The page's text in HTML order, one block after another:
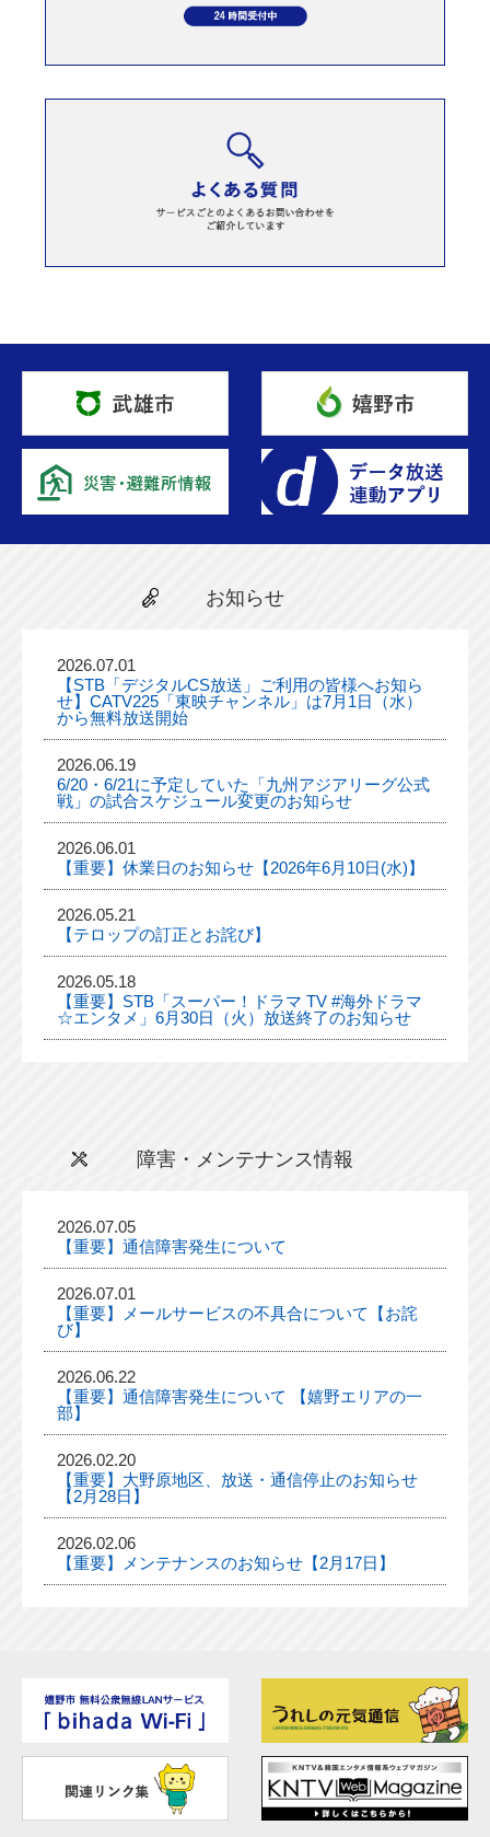
お知らせ
2026.07.01
【STB「デジタルCS放送」ご利用の皆様へお知ら
せ】CATV225「東映チャンネル」は7月1日（水）
から無料放送開始
2026.06.19
6/20・6/21に予定していた「九州アジアリーグ公式
戦」の試合スケジュール変更のお知らせ
2026.06.01
【重要】休業日のお知らせ【2026年6月10日(水)】
2026.05.21
【テロップの訂正とお詫び】
2026.05.18
【重要】STB「スーパー！ドラマ TV #海外ドラマ
☆エンタメ」6月30日（火）放送終了のお知らせ
障害・メンテナンス情報
2026.07.05
【重要】通信障害発生について
2026.07.01
【重要】メールサービスの不具合について【お詫
び】
2026.06.22
【重要】通信障害発生について 【嬉野エリアの一
部】
2026.02.20
【重要】大野原地区、放送・通信停止のお知らせ
【2月28日】
2026.02.06
【重要】メンテナンスのお知らせ【2月17日】